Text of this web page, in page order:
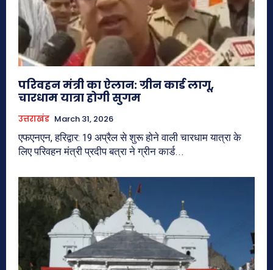
परिवहन मंत्री का ऐलान: ग्रीन कार्ड लागू,
चारधाम यात्रा होगी सुगम
उत्तराखंड March 31, 2026
एफएनएन, हरिद्वार: 19 अप्रैल से शुरू होने वाली चारधाम यात्रा के
लिए परिवहन मंत्री प्रदीप बत्रा ने ग्रीन कार्ड...